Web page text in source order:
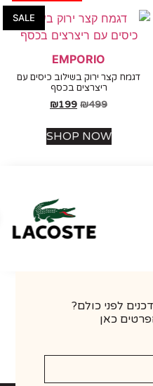
SALE
EMPORIO
קצר ירוק בשילוב כיסים עם
ריצרצים בכסף
₪
₪199
SHOP NOW
לפני כולם?
כאן